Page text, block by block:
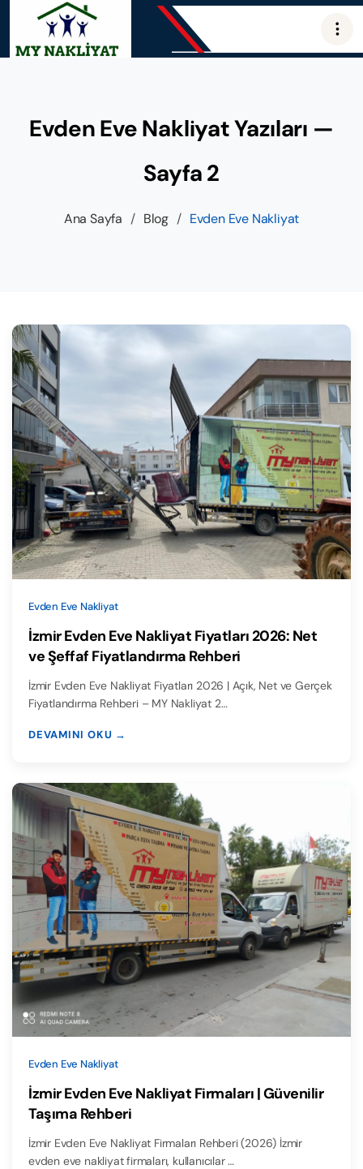
Evden Eve Nakliyat Yazıları —
Sayfa 2
Ana Sayfa / Blog / Evden Eve Nakliyat
Evden Eve Nakliyat
İzmir Evden Eve Nakliyat Fiyatları 2026: Net
ve Şeffaf Fiyatlandırma Rehberi
İzmir Evden Eve Nakliyat Fiyatları 2026 | Açık, Net ve Gerçek
Fiyatlandırma Rehberi – MY Nakliyat 2…
DEVAMINI OKU →
Evden Eve Nakliyat
İzmir Evden Eve Nakliyat Firmaları | Güvenilir
Taşıma Rehberi
İzmir Evden Eve Nakliyat Firmaları Rehberi (2026) İzmir
evden eve nakliyat firmaları, kullanıcılar …